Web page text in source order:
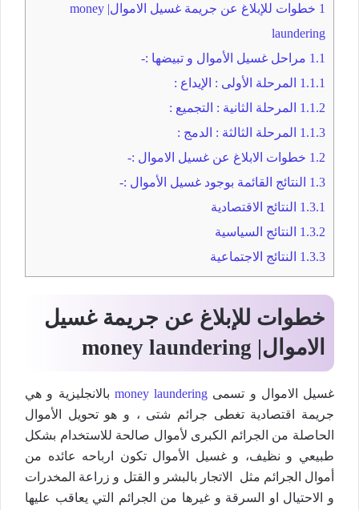
1
خطوات للإبلاغ عن جريمة غسيل الاموال| money
laundering
1.1 مراحل غسيل الأموال و تبيضها :-
1.1.1 المرحلة الأولى : الإيداع :
1.1.2 المرحلة الثانية : التجميع :
1.1.3 المرحلة الثالثة : الدمج :
1.2 خطوات الابلاغ عن غسيل الاموال :-
1.3 النتائج القائمة بوجود غسيل الأموال :-
1.3.1 النتائج الاقتصادية
1.3.2 النتائج السياسية
1.3.3 النتائج الاجتماعية
خطوات للإبلاغ عن جريمة غسيل
الاموال| money laundering
غسيل الاموال و تسمى money laundering بالانجليزية و هي
جريمة اقتصادية تغطى جرائم شتى ، و هو تحويل الأموال
الحاصلة من الجرائم الكبرى لأموال صالحة للاستخدام بشكل
طبيعي و نظيف، و غسيل الأموال تكون ارباحه عائده من
أموال الجرائم مثل الاتجار بالبشر و القتل و زراعة المخدرات
و الاحتيال او السرقة و غيرها من الجرائم التي يعاقب عليها